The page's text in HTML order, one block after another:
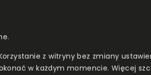
z witryny bez zmiany
w każdym momencie. Więcej